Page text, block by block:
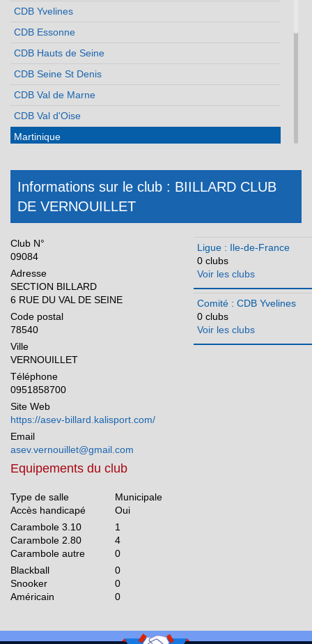
CDB Yvelines
CDB Essonne
CDB Hauts de Seine
CDB Seine St Denis
CDB Val de Marne
CDB Val d'Oise
Martinique
Normandie
Nouvelle Aquitaine
Pays de la Loire
Réunion
Informations sur le club : BIILLARD CLUB
DE VERNOUILLET
Club N°
09084
Adresse
SECTION BILLARD
6 RUE DU VAL DE SEINE
Code postal
78540
Ville
VERNOUILLET
Téléphone
0951858700
Site Web
https://asev-billard.kalisport.com/
Email
asev.vernouillet@gmail.com
Ligue : Ile-de-France
0 clubs
Voir les clubs
Comité : CDB Yvelines
0 clubs
Voir les clubs
Equipements du club
Type de salle
Municipale
Accès handicapé
Oui
Carambole 3.10
1
Carambole 2.80
4
Carambole autre
0
Blackball
0
Snooker
0
Américain
0